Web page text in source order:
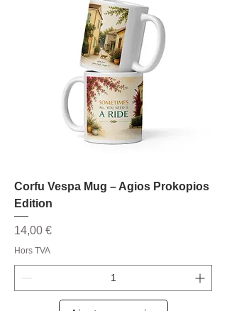
Corfu Vespa Mug – Agios Prokopios
Edition
Prix
14,00 €
Hors TVA